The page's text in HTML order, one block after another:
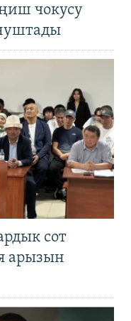
чокусу
сот
арызын